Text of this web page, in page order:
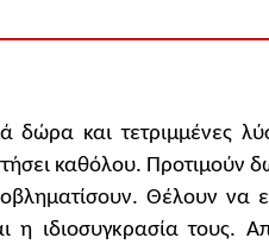
δώρα και τετριμμένες
καθόλου. Προτιμούν
Θέλουν να
η ιδιοσυγκρασία τους.